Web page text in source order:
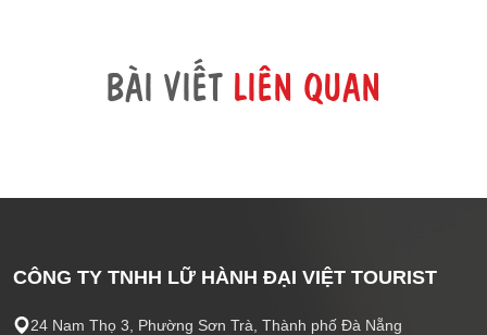
BÀI VIẾT LIÊN QUAN
CÔNG TY TNHH LỮ HÀNH ĐẠI VIỆT TOURIST
24 Nam Thọ 3, Phường Sơn Trà, Thành phố Đà Nẵng